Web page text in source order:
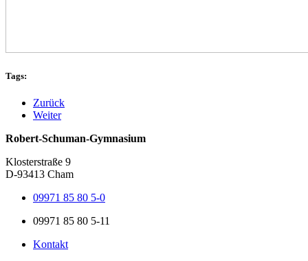
Tags:
Zurück
Weiter
Robert-Schuman-Gymnasium
Klosterstraße 9
D-93413 Cham
09971 85 80 5-0
09971 85 80 5-11
Kontakt